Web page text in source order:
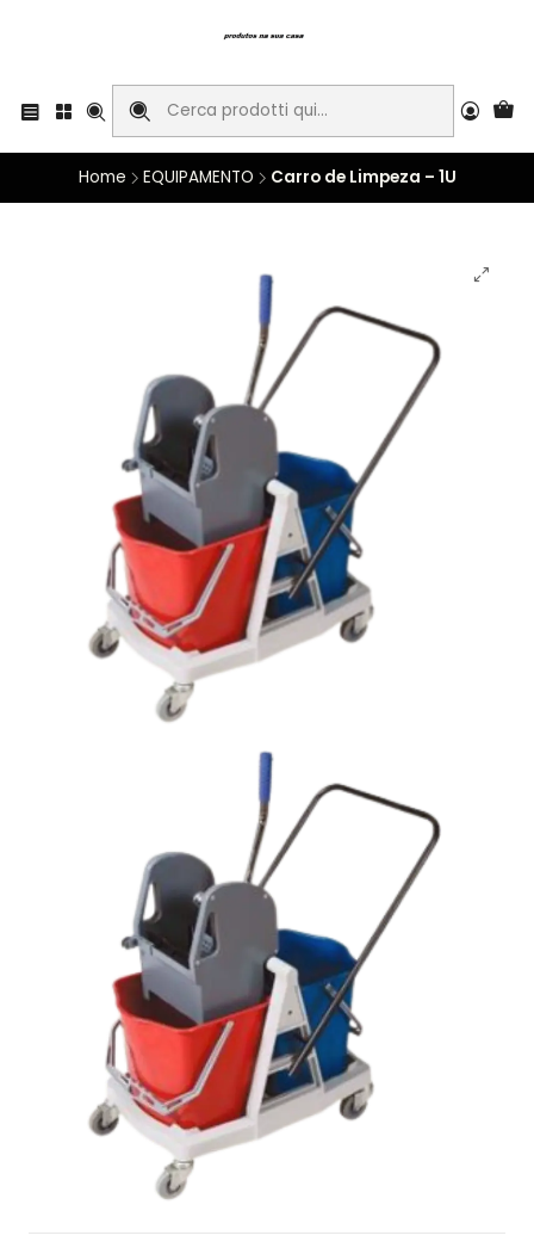
Home EQUIPAMENTO Carro de Limpeza – 1U